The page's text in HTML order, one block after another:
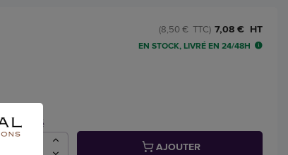
7,08 € HT
(8,50 € TTC)
EN STOCK, LIVRÉ EN 24/48H
Qté
AJOUTER